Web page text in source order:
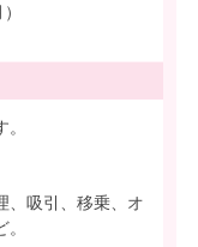
、吸引、移乗、オ